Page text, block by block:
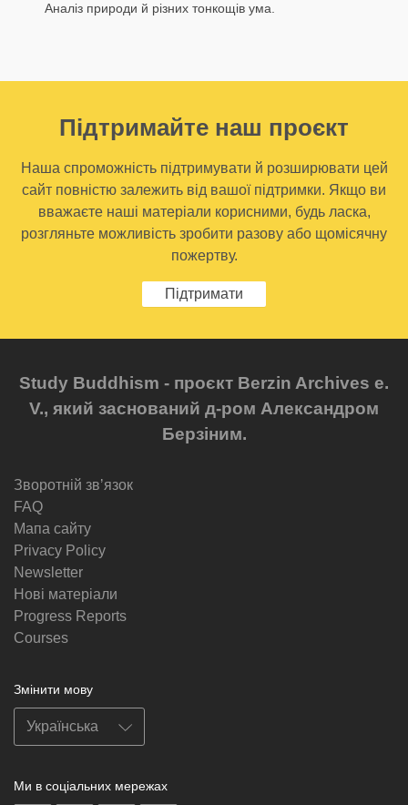
Аналіз природи й різних тонкощів ума.
Підтримайте наш проєкт
Наша спроможність підтримувати й розширювати цей
сайт повністю залежить від вашої підтримки. Якщо ви
вважаєте наші матеріали корисними, будь ласка,
розгляньте можливість зробити разову або щомісячну
пожертву.
Підтримати
Study Buddhism - проєкт Berzin Archives e.
V., який заснований д-ром Александром
Берзіним.
Зворотній звʼязок
FAQ
Мапа сайту
Privacy Policy
Newsletter
Нові матеріали
Progress Reports
Courses
Змінити мову
Ми в соціальних мережах